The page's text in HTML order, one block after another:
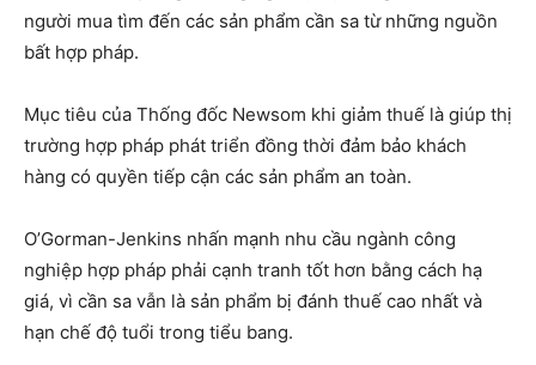
người mua tìm đến các sản phẩm cần sa từ những nguồn
bất hợp pháp.
Mục tiêu của Thống đốc Newsom khi giảm thuế là giúp thị
trường hợp pháp phát triển đồng thời đảm bảo khách
hàng có quyền tiếp cận các sản phẩm an toàn.
O’Gorman-Jenkins nhấn mạnh nhu cầu ngành công
nghiệp hợp pháp phải cạnh tranh tốt hơn bằng cách hạ
giá, vì cần sa vẫn là sản phẩm bị đánh thuế cao nhất và
hạn chế độ tuổi trong tiểu bang.